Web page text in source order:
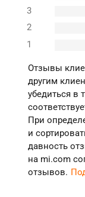
3
2
1
Отзывы
другим
убедиться в
При
и
давность
на mi.com
отзывов.